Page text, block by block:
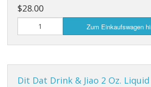
$28.00
Zum Einkaufswagen
Dit Dat Drink & Jiao 2 Oz. Liquid